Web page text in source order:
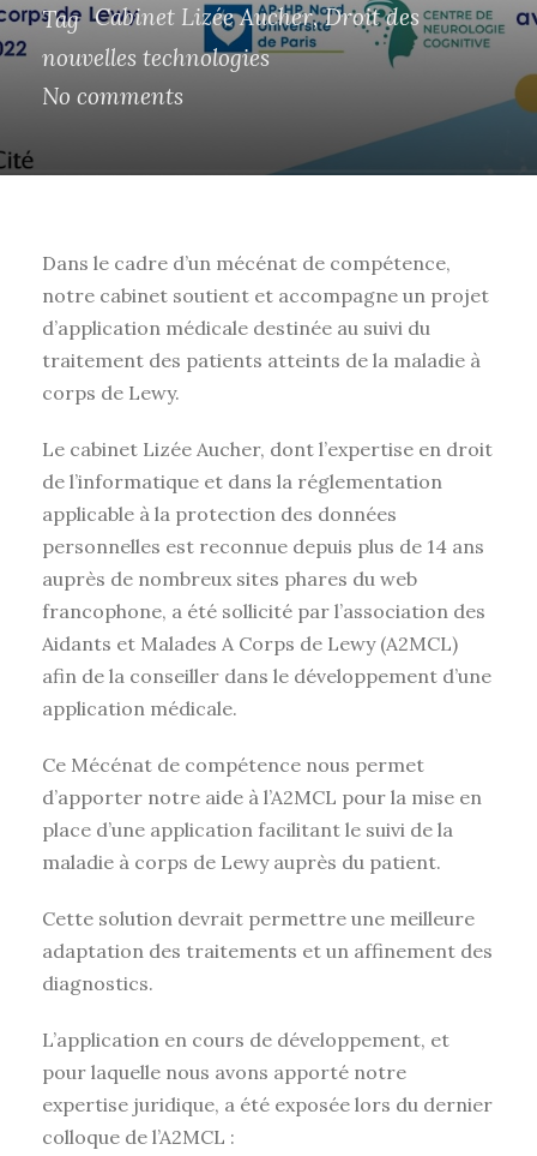
Tag Cabinet Lizée Aucher, Droit des
nouvelles technologies
No comments
Dans le cadre d’un mécénat de compétence,
notre cabinet soutient et accompagne un projet
d’application médicale destinée au suivi du
traitement des patients atteints de la maladie à
corps de Lewy.
Le cabinet Lizée Aucher, dont l’expertise en droit
de l’informatique et dans la réglementation
applicable à la protection des données
personnelles est reconnue depuis plus de 14 ans
auprès de nombreux sites phares du web
francophone, a été sollicité par l’association des
Aidants et Malades A Corps de Lewy (A2MCL)
afin de la conseiller dans le développement d’une
application médicale.
Ce Mécénat de compétence nous permet
d’apporter notre aide à l’A2MCL pour la mise en
place d’une application facilitant le suivi de la
maladie à corps de Lewy auprès du patient.
Cette solution devrait permettre une meilleure
adaptation des traitements et un affinement des
diagnostics.
L’application en cours de développement, et
pour laquelle nous avons apporté notre
expertise juridique, a été exposée lors du dernier
colloque de l’A2MCL :